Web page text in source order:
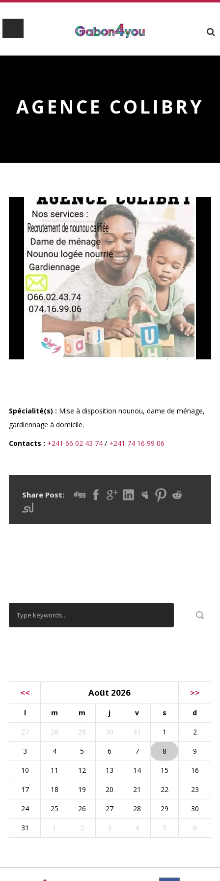
AGENCE COLIBRY
Spécialité(s) : Mise à disposition nounou, dame de ménage,
gardiennage à domicile.
Contacts : +241 66 02 43 74 / +241 74 16 99 06
Share Post:
<< Août 2026 >>
l m m j v s d
27 28 29 30 31 1 2
3 4 5 6 7 8 9
10 11 12 13 14 15 16
17 18 19 20 21 22 23
24 25 26 27 28 29 30
31 1 2 3 4 5 6